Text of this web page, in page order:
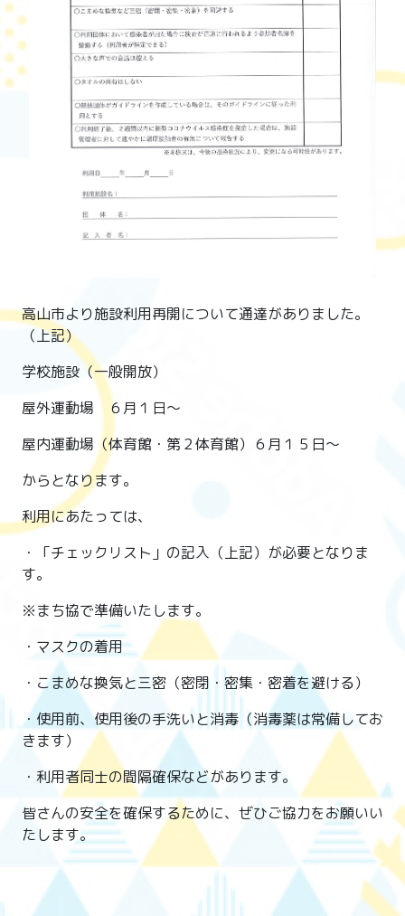
高山市より施設利用再開について通達がありました。
（上記）
学校施設（一般開放）
屋外運動場 ６月１日～
屋内運動場（体育館・第２体育館）６月１５日～
からとなります。
利用にあたっては、
・「チェックリスト」の記入（上記）が必要となりま
す。
※まち協で準備いたします。
・マスクの着用
・こまめな換気と三密（密閉・密集・密着を避ける）
・使用前、使用後の手洗いと消毒（消毒薬は常備してお
きます）
・利用者同士の間隔確保などがあります。
皆さんの安全を確保するために、ぜひご協力をお願いい
たします。